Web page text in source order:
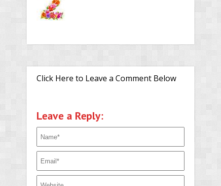
Click Here to Leave a Comment Below
Leave a Reply: